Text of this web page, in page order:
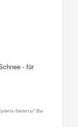
- für
билеты" Вы